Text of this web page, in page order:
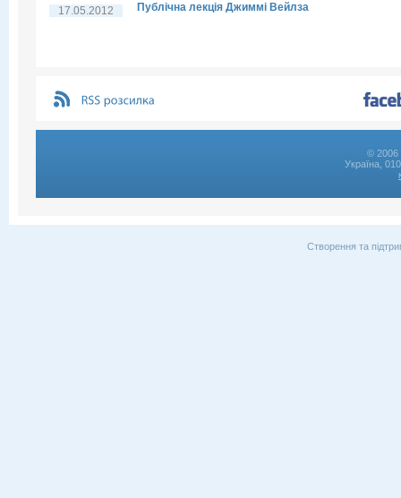
17.05.2012 Публічна лекція Джиммі Вейлза
© 2006
Україна,
Створення та